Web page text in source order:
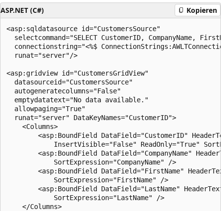
ASP.NET (C#) Kopieren
<asp:sqldatasource id="CustomersSource"
selectcommand="SELECT CustomerID, CompanyName,
connectionstring="<%$
  runat="server"/>
<asp:gridview id="CustomersGridView"
  datasourceid="CustomersSource"
  autogeneratecolumns="False"
  emptydatatext="No data available."
  allowpaging="True"
  runat="server" DataKeyNames="CustomerID">
    <Columns>
<asp:BoundField DataField="CustomerID"
InsertVisible="False" ReadOnly="True"
<asp:BoundField DataField="CompanyName"
            SortExpression="CompanyName" />
<asp:BoundField DataField="FirstName"
            SortExpression="FirstName" />
<asp:BoundField DataField="LastName"
            SortExpression="LastName" />
    </Columns>